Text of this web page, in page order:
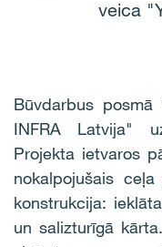
veica
Būvdarbus
INFRA Latvija"
Projekta ietvaros
nokalpojušais
konstrukcija:
un salizturīgā